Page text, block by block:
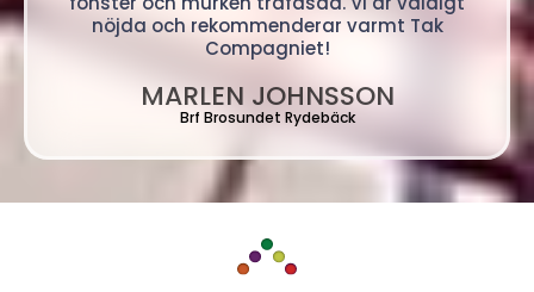
nöjda och rekommenderar varmt Tak
Compagniet!
MARLEN JOHNSSON
Brf Brosundet Rydebäck